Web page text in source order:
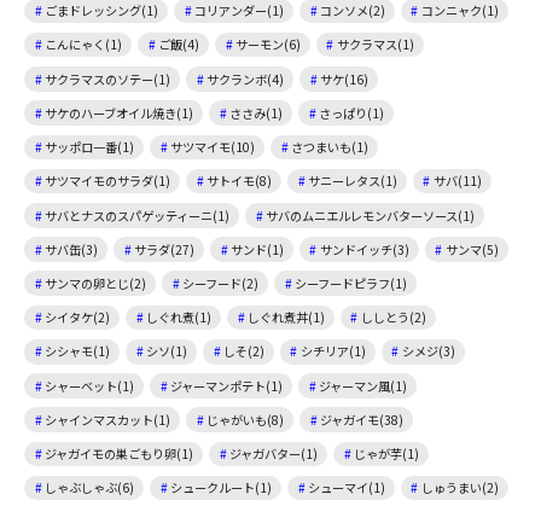
ごまドレッシング(1)
コリアンダー(1) コンソメ(2)
コンニャク(1)
こんにゃく(1)
ご飯(4) サーモン(6)
サクラマス(1)
サクラマスのソテー(1)
サクランボ(4)
サケ(16)
サケのハーブオイル焼き(1)
ささみ(1)
さっぱり(1)
サッポロ一番(1)
サツマイモ(10)
さつまいも(1)
サツマイモのサラダ(1)
サトイモ(8) サニーレタス(1)
サバ(11)
サバとナスのスパゲッティーニ(1)
サバのムニエルレモンバターソース(1)
サバ缶(3)
サラダ(27) サンド(1) サンドイッチ(3)
サンマ(5)
サンマの卵とじ(2)
シーフード(2)
シーフードピラフ(1)
シイタケ(2)
しぐれ煮(1) しぐれ煮丼(1)
ししとう(2)
シシャモ(1)
シソ(1) しそ(2) シチリア(1)
シメジ(3)
シャーベット(1)
ジャーマンポテト(1)
ジャーマン風(1)
シャインマスカット(1)
じゃがいも(8)
ジャガイモ(38)
ジャガイモの巣ごもり卵(1)
ジャガバター(1)
じゃが芋(1)
しゃぶしゃぶ(6)
シュークルート(1) シューマイ(1)
しゅうまい(2)